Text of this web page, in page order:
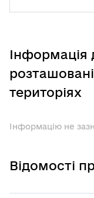
Інформація
територіях
Інформацію не
Відомості